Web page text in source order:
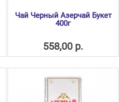
Чай Черный Азерчай Букет
400г
558,00 р.